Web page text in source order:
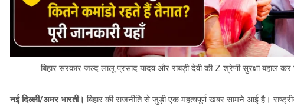
बिहार सरकार जल्द लालू प्रसाद यादव और राबड़ी देवी की Z श्रेणी सुरक्षा बहाल
नई दिल्ली/अमर भारती। बिहार की राजनीति से जुड़ी एक महत्वपूर्ण खबर सामने आई है।